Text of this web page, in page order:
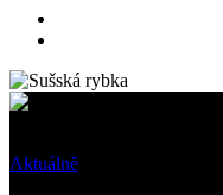
Aktuálně